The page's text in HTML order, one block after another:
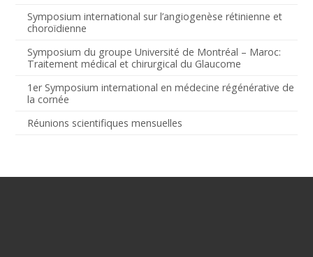
Symposium international sur l’angiogenèse rétinienne et
choroïdienne
Symposium du groupe Université de Montréal – Maroc:
Traitement médical et chirurgical du Glaucome
1er Symposium international en médecine régénérative de
la cornée
Réunions scientifiques mensuelles